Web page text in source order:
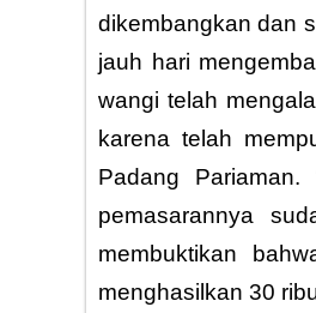
dikembangkan dan
jauh hari
wangi telah
karena telah
Padang
pemasarannya
membuktikan
menghasilkan 30